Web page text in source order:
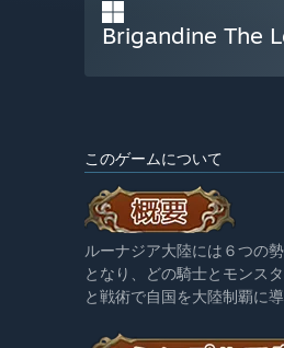
Brigandine The
このゲームについて
ルーナジア大陸には６つの
となり、どの騎士とモンス
と戦術で自国を大陸制覇に導